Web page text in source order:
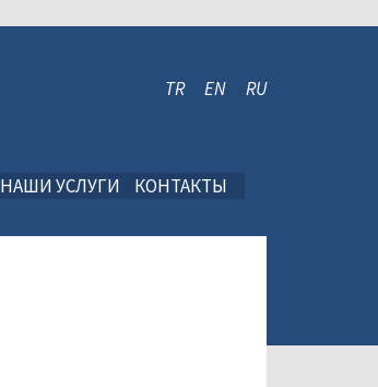
TR EN RU
НАШИ УСЛУГИ КОНТАКТЫ